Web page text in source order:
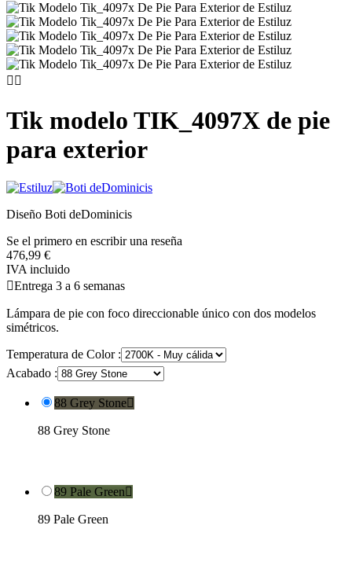
 
Tik modelo TIK_4097X de pie
para exterior
Diseño Boti deDominicis
Se el primero en escribir una reseña
476,99 €
IVA incluido
Entrega 3 a 6 semanas
Lámpara de pie con foco direccionable único con dos modelos
simétricos.
Temperatura de Color :
Acabado :
88 Grey Stone
88 Grey Stone
89 Pale Green
89 Pale Green